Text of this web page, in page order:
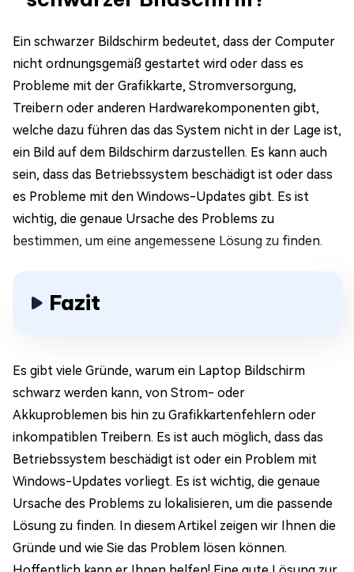
Ein schwarzer Bildschirm bedeutet, dass der Computer
nicht ordnungsgemäß gestartet wird oder dass es
Probleme mit der Grafikkarte, Stromversorgung,
Treibern oder anderen Hardwarekomponenten gibt,
welche dazu führen das das System nicht in der Lage ist,
ein Bild auf dem Bildschirm darzustellen. Es kann auch
sein, dass das Betriebssystem beschädigt ist oder dass
es Probleme mit den Windows-Updates gibt. Es ist
wichtig, die genaue Ursache des Problems zu
bestimmen, um eine angemessene Lösung zu finden.
Fazit
Es gibt viele Gründe, warum ein Laptop Bildschirm
schwarz werden kann, von Strom- oder
Akkuproblemen bis hin zu Grafikkartenfehlern oder
inkompatiblen Treibern. Es ist auch möglich, dass das
Betriebssystem beschädigt ist oder ein Problem mit
Windows-Updates vorliegt. Es ist wichtig, die genaue
Ursache des Problems zu lokalisieren, um die passende
Lösung zu finden. In diesem Artikel zeigen wir Ihnen die
Gründe und wie Sie das Problem lösen können.